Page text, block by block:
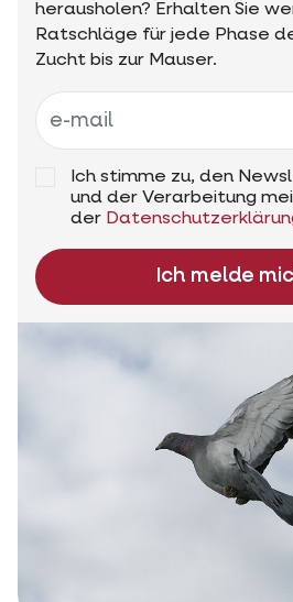
herausholen? Erhalten Sie
Ratschläge für jede Phase
Zucht bis zur Mauser.
Ich stimme zu, den
und der Verarbeitung
der
Ich melde